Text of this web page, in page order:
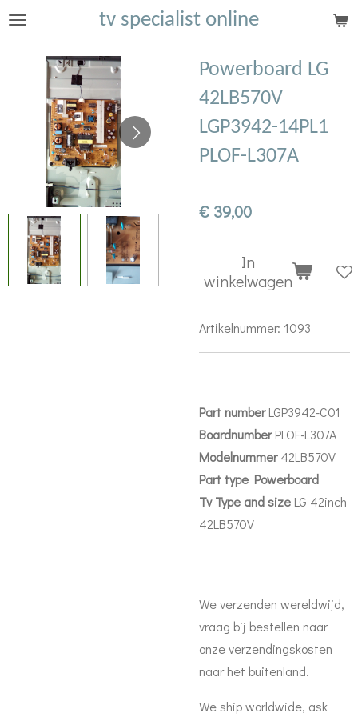
Ga
hoofdinhoud
tv specialist online
Powerboard LG
42LB570V
LGP3942-14PL1
PLOF-L307A
€ 39,00
In
winkelwagen
Artikelnummer: 1093
Part numberLGP3942-C01
BoardnumberPLOF-L307A
Modelnummer42LB570V
Part type Powerboard
Tv Type and size LG 42inch
42LB570V
We verzenden wereldwijd,
vraag bij bestellen naar
onze verzendingskosten
naar het buitenland.
We ship worldwide, ask